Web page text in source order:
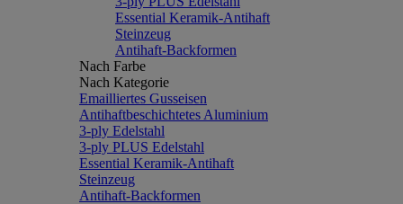
Essential Keramik-Antihaft
Steinzeug
Antihaft-Backformen
Nach Farbe
Nach Kategorie
Emailliertes Gusseisen
Antihaftbeschichtetes Aluminium
3-ply Edelstahl
3-ply PLUS Edelstahl
Essential Keramik-Antihaft
Steinzeug
Antihaft-Backformen